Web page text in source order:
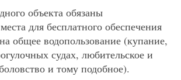
объекта обязаны
для бесплатного обеспечения
общее водопользование (купание,
судах, любительское и
и тому подобное).